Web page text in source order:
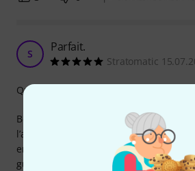
S Parfait.
Stratomatic
Bon petit produit, pas cher, qui change
l’aspect d’une guitare. Utilisée pour
en plastique blanc (jaunies et
guitare « Lucky » de 1995, elles sont de
Qualité de fabrication